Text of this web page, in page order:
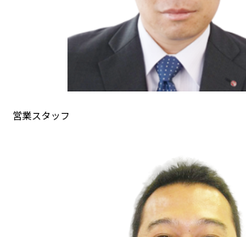
営業スタッフ